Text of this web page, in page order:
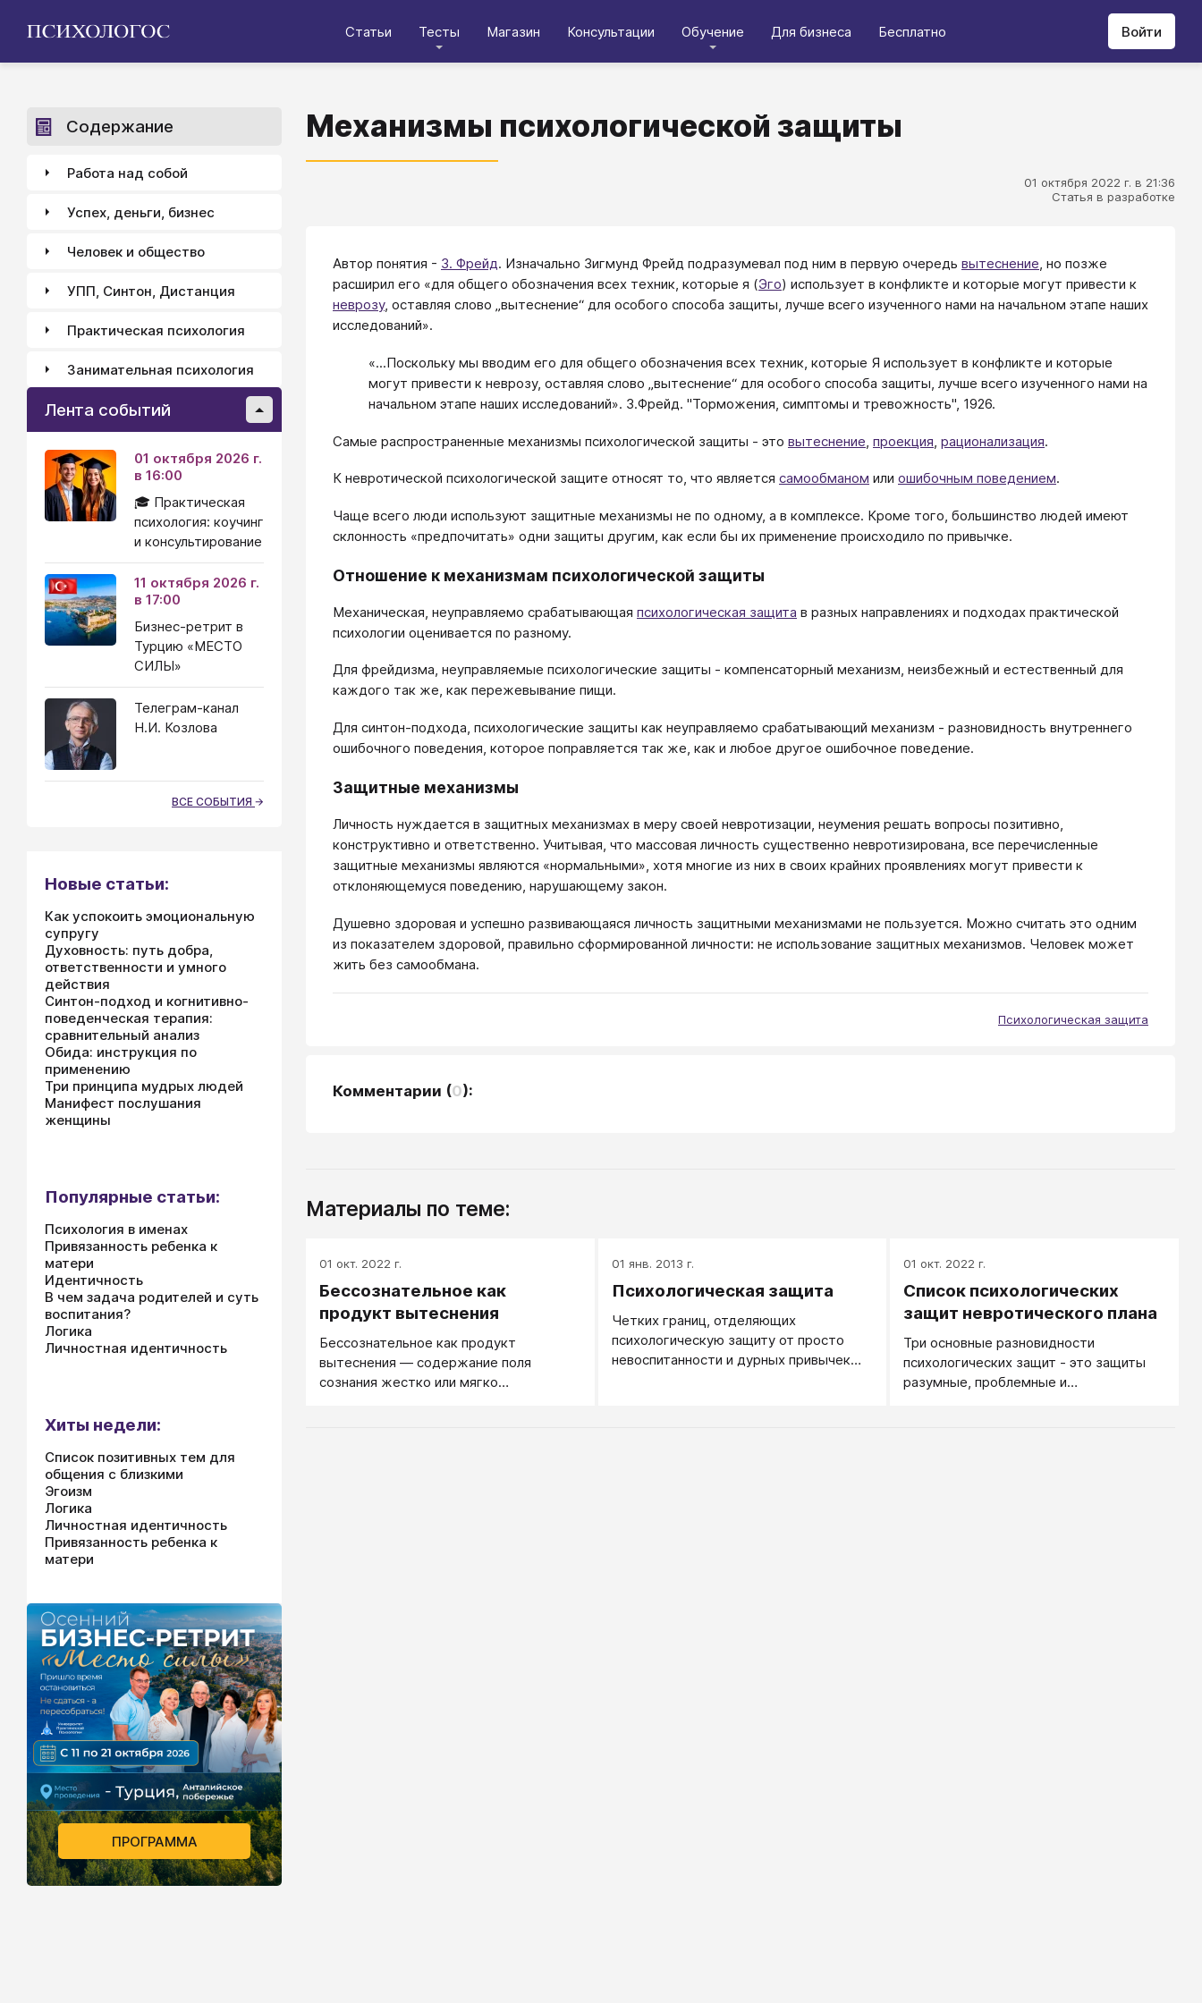
Статьи Тесты Магазин Консультации Обучение Для бизнеса Бесплатно Войти
Механизмы психологической защиты
01 октября 2022 г. в 21:36
Статья в разработке
​Автор понятия - З. Фрейд. Изначально Зигмунд Фрейд подразумевал под ним в первую очередь вытеснение, но позже
расширил его «для общего обозначения всех техник, которые я (Эго) использует в конфликте и которые могут привести к
неврозу, оставляя слово „вытеснение“ для особого способа защиты, лучше всего изученного нами на начальном этапе наших
исследований».
«...Поскольку мы вводим его для общего обозначения всех техник, которые Я использует в конфликте и которые
могут привести к неврозу, оставляя слово „вытеснение“ для особого способа защиты, лучше всего изученного нами на
начальном этапе наших исследований». З.Фрейд. "Торможения, симптомы и тревожность", 1926.
Самые распространенные механизмы психологической защиты - это вытеснение проекция рационализация.
К невротической психологической защите относят то, что является самообманом или ошибочным поведением.
Чаще всего люди используют защитные механизмы не по одному, а в комплексе. Кроме того, большинство людей имеют
склонность «предпочитать» одни защиты другим, как если бы их применение происходило по привычке.
Отношение к механизмам психологической защиты
Механическая, неуправляемо срабатывающая психологическая защита в разных направлениях и подходах практической
психологии оценивается по разному.
Для фрейдизма, неуправляемые психологические защиты - компенсаторный механизм, неизбежный и естественный для
каждого так же, как пережевывание пищи.
Для синтон-подхода, психологические защиты как неуправляемо срабатывающий механизм - разновидность внутреннего
ошибочного поведения, которое поправляется так же, как и любое другое ошибочное поведение.
Защитные механизмы
Личность нуждается в защитных механизмах в меру своей невротизации, неумения решать вопросы позитивно,
конструктивно и ответственно. Учитывая, что массовая личность существенно невротизирована, все перечисленные
защитные механизмы являются «нормальными», хотя многие из них в своих крайних проявлениях могут привести к
отклоняющемуся поведению, нарушающему закон.
Душевно здоровая и успешно развивающаяся личность защитными механизмами не пользуется. Можно считать это одним
из показателем здоровой, правильно сформированной личности: не использование защитных механизмов. Человек может
жить без самообмана.
Психологическая защита
Комментарии (0):
Материалы по теме:
01 окт. 2022 г.
Бессознательное как
продукт вытеснения
Бессознательное как продукт
вытеснения — содержание поля
сознания жестко или мягко
01 янв. 2013 г.
Психологическая защита
Четких границ, отделяющих
психологическую защиту от просто
невоспитанности и дурных привычек
01 окт. 2022 г.
Список психологических
защит невротического плана
Три основные разновидности
психологических защит - это защиты
разумные, проблемные и
Содержание
Работа над собой
Успех, деньги, бизнес
Человек и общество
УПП, Синтон, Дистанция
Практическая психология
Занимательная психология
Лента событий
01 октября 2026 г.
в 16:00
🎓 Практическая
психология: коучинг
и консультирование
11 октября 2026 г.
в 17:00
Бизнес-ретрит в
Турцию «МЕСТО
СИЛЫ»
Телеграм-канал
Н.И. Козлова
ВСЕ СОБЫТИЯ
Новые статьи:
Как успокоить эмоциональную
супругу
Духовность: путь добра,
ответственности и умного
действия
Синтон-подход и когнитивно-
поведенческая терапия:
сравнительный анализ
Обида: инструкция по
применению
Три принципа мудрых людей
Манифест послушания
женщины
Популярные статьи:
Психология в именах
Привязанность ребенка к
матери
Идентичность
В чем задача родителей и суть
воспитания?
Логика
Личностная идентичность
Хиты недели:
Список позитивных тем для
общения с близкими
Эгоизм
Логика
Личностная идентичность
Привязанность ребенка к
матери
ПРОГРАММА